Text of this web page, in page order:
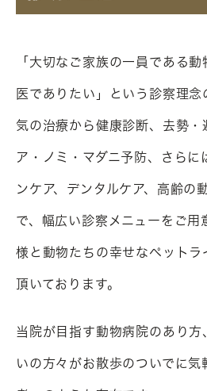
「大切なご家族の一員である
医でありたい」という診察理
気の治療から健康診断、去勢・
ア・ノミ・マダニ予防、さらに
ンケア、デンタルケア、高齢の
で、幅広い診察メニューをご用
様と動物たちの幸せなペットラ
頂いております。
当院が目指す動物病院のあり方
いの方々がお散歩のついでに気